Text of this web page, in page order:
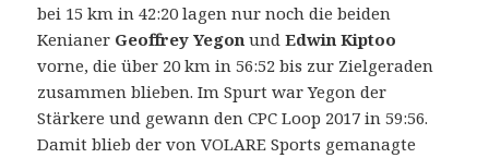
bei 15 km in 42:20 lagen nur noch die beiden
Kenianer Geoffrey Yegon undEdwin Kiptoo
vorne, die über 20 km in 56:52 bis zur Zielgeraden
zusammen blieben. Im Spurt war Yegon der
Stärkere und gewann den CPC Loop 2017 in 59:56.
Damit blieb der von VOLARE Sports gemanagte